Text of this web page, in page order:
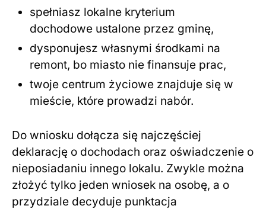
spełniasz lokalne kryterium
dochodowe ustalone przez gminę,
dysponujesz własnymi środkami na
remont, bo miasto nie finansuje prac,
twoje centrum życiowe znajduje się w
mieście, które prowadzi nabór.
Do wniosku dołącza się najczęściej
deklarację o dochodach oraz oświadczenie o
nieposiadaniu innego lokalu. Zwykle można
złożyć tylko jeden wniosek na osobę, a o
przydziale decyduje punktacja